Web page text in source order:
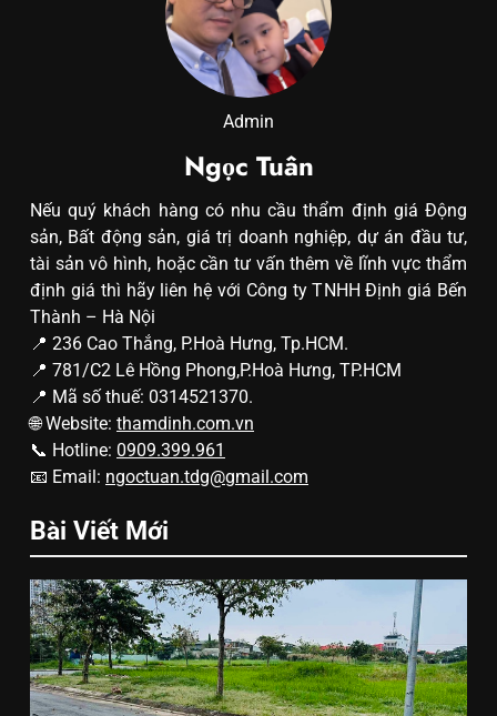
Admin
Ngọc Tuân
Nếu quý khách hàng có nhu cầu thẩm định giá Động
sản, Bất động sản, giá trị doanh nghiệp, dự án đầu tư,
tài sản vô hình, hoặc cần tư vấn thêm về lĩnh vực thẩm
định giá thì hãy liên hệ với Công ty TNHH Định giá Bến
Thành – Hà Nội
📍 236 Cao Thắng, P.Hoà Hưng, Tp.HCM.
📍 781/C2 Lê Hồng Phong,P.Hoà Hưng, TP.HCM
📍 Mã số thuế: 0314521370.
🌐 Website: thamdinh.com.vn
📞 Hotline: 0909.399.961
📧 Email: ngoctuan.tdg@gmail.com
Bài Viết Mới